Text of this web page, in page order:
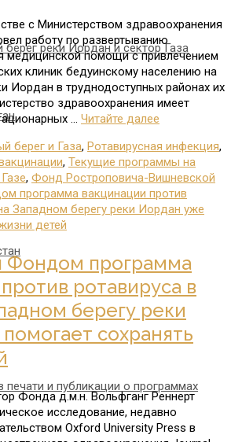
реки Иордан и сектор Газа
печати и публикации о программах
с Министерством здравоохранения
работу по развертыванию
медицинской помощи с привлечением
клиник бедуинскому населению на
Иордан в труднодоступных районах их
здравоохранения имеет
… Читайте далее
берег и Газа, Ротавирусная инфекция,
, Текущие программы на
, Фонд Ростроповича-Вишневской
Фондом программа
ротавируса в
берегу реки
сохранять
Фонда д.м.н. Вольфганг Реннерт
исследование, недавно
Oxford University Press в